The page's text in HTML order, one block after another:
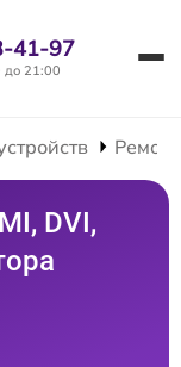
41-97
до 21:00
DVI,